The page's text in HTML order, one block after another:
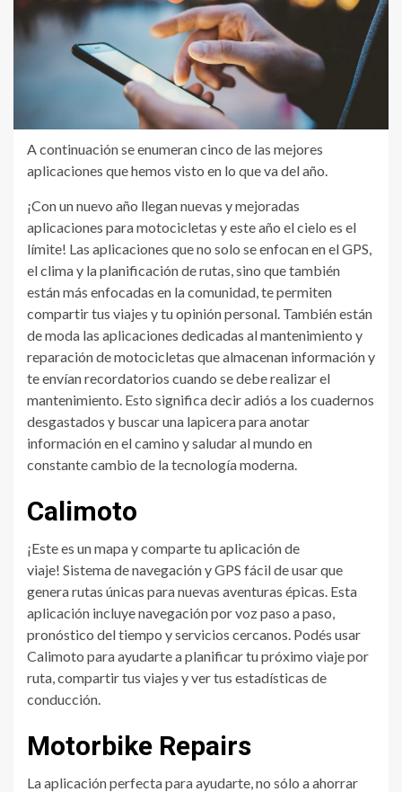
A continuación se enumeran cinco de las mejores
aplicaciones que hemos visto en lo que va del año.
¡Con un nuevo año llegan nuevas y mejoradas
aplicaciones para motocicletas y este año el cielo es el
límite! Las aplicaciones que no solo se enfocan en el GPS,
el clima y la planificación de rutas, sino que también
están más enfocadas en la comunidad, te permiten
compartir tus viajes y tu opinión personal. También están
de moda las aplicaciones dedicadas al mantenimiento y
reparación de motocicletas que almacenan información y
te envían recordatorios cuando se debe realizar el
mantenimiento. Esto significa decir adiós a los cuadernos
desgastados y buscar una lapicera para anotar
información en el camino y saludar al mundo en
constante cambio de la tecnología moderna.
Calimoto
¡Este es un mapa y comparte tu aplicación de
viaje! Sistema de navegación y GPS fácil de usar que
genera rutas únicas para nuevas aventuras épicas. Esta
aplicación incluye navegación por voz paso a paso,
pronóstico del tiempo y servicios cercanos. Podés usar
Calimoto para ayudarte a planificar tu próximo viaje por
ruta, compartir tus viajes y ver tus estadísticas de
conducción.
‍Motorbike Repairs
La aplicación perfecta para ayudarte, no sólo a ahorrar